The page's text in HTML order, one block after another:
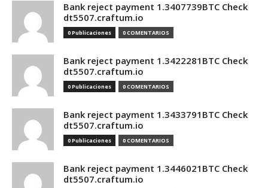
Bank reject payment 1.3407739BTC Check
dt5507.craftum.io
0 Publicaciones 0 COMENTARIOS
Bank reject payment 1.3422281BTC Check
dt5507.craftum.io
0 Publicaciones 0 COMENTARIOS
Bank reject payment 1.3433791BTC Check
dt5507.craftum.io
0 Publicaciones 0 COMENTARIOS
Bank reject payment 1.3446021BTC Check
dt5507.craftum.io